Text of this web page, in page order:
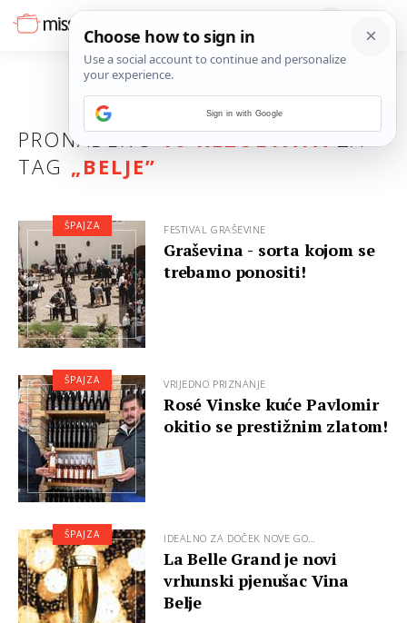
PRONAĐENO10 REZULTATAZA
TAG „BELJE”
FESTIVAL GRAŠEVINE
Graševina - sorta kojom se
trebamo ponositi!
ŠPAJZA
VRIJEDNO PRIZNANJE
Rosé Vinske kuće Pavlomir
okitio se prestižnim zlatom!
ŠPAJZA
IDEALNO ZA DOČEK NOVE GO…
La Belle Grand je novi
vrhunski pjenušac Vina
Belje
ŠPAJZA
Sign in with Google